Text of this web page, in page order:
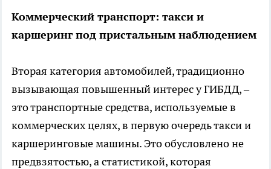
Коммерческий транспорт: такси и
каршеринг под пристальным наблюдением
Вторая категория автомобилей, традиционно
вызывающая повышенный интерес у ГИБДД, –
это транспортные средства, используемые в
коммерческих целях, в первую очередь такси и
каршеринговые машины. Это обусловлено не
предвзятостью, а статистикой, которая